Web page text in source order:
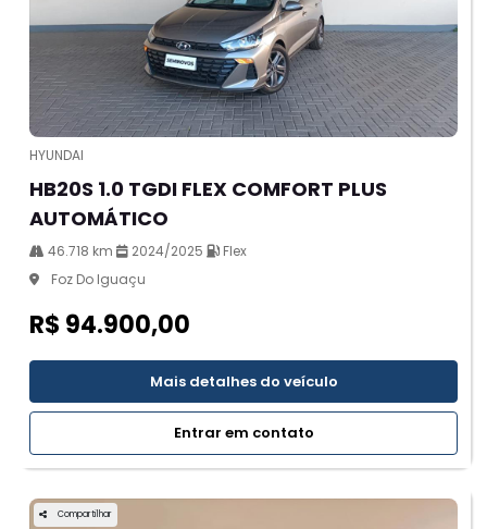
HYUNDAI
HB20S 1.0 TGDI FLEX COMFORT PLUS
AUTOMÁTICO
46.718 km 2024/2025
Flex
Foz Do Iguaçu
R$ 94.900,00
Mais detalhes do veículo
Entrar em contato
Compartilhar